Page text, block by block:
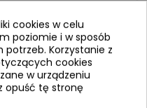
Borońska
(1)
Practice
49,00 zł
cookies w celu
poziomie i w sposób
Korzystanie z
cookies
w urządzeniu
opuść tę stronę